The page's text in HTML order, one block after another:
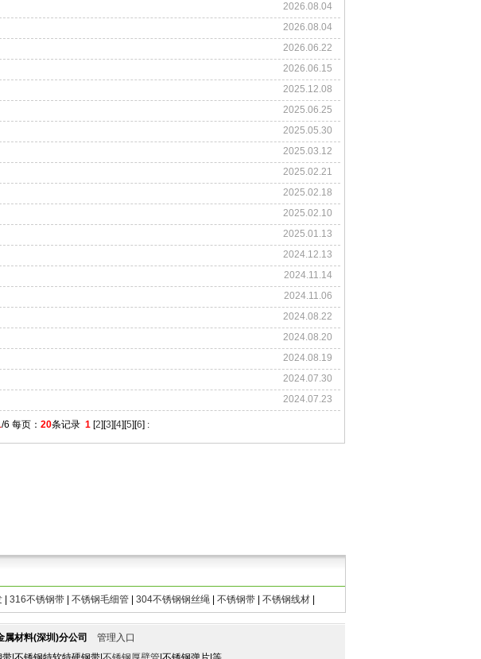
2026.08.04
2026.08.04
2026.06.22
2026.06.15
2025.12.08
2025.06.25
2025.05.30
2025.03.12
2025.02.21
2025.02.18
2025.02.10
2025.01.13
2024.12.13
2024.11.14
2024.11.06
2024.08.22
2024.08.20
2024.08.19
2024.07.30
2024.07.23
/6 每页： 20条记录 1 [2][3][4][5][6] :
| 316不锈钢带| 不锈钢毛细管| 304不锈钢钢丝绳| 不锈钢带| 不锈钢线材|
属材料(深圳)分公司
管理入口